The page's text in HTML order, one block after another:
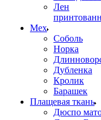
Лен
Мех
Соболь
Норка
Дубленка
Кролик
Барашек
Плащевая ткань
Дюспо